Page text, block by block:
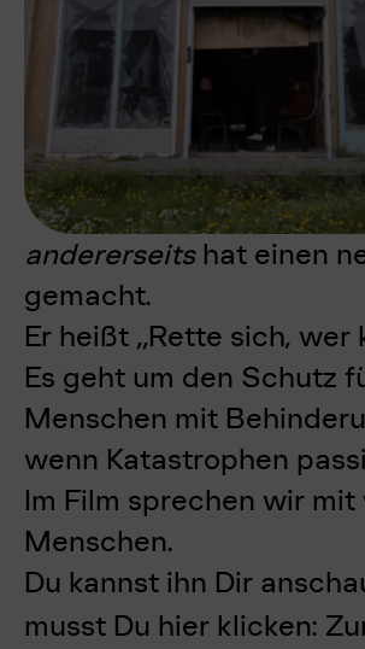
andererseitshat einen
gemacht.
Er heißt „Rette sich, wer
Es geht um den Schutz
Menschen mit
wenn Katastrophen
Im Film sprechen wir mit
Menschen.
Du kannst ihn Dir
musst Du hier klicken: